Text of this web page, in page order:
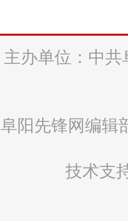
主办单位：中
阜阳先锋网编辑
技术支